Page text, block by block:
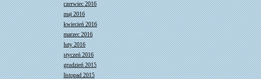
czerwiec 2016
maj 2016
kwiecień 2016
marzec 2016
luty 2016
styczeń 2016
grudzień 2015
listopad 2015